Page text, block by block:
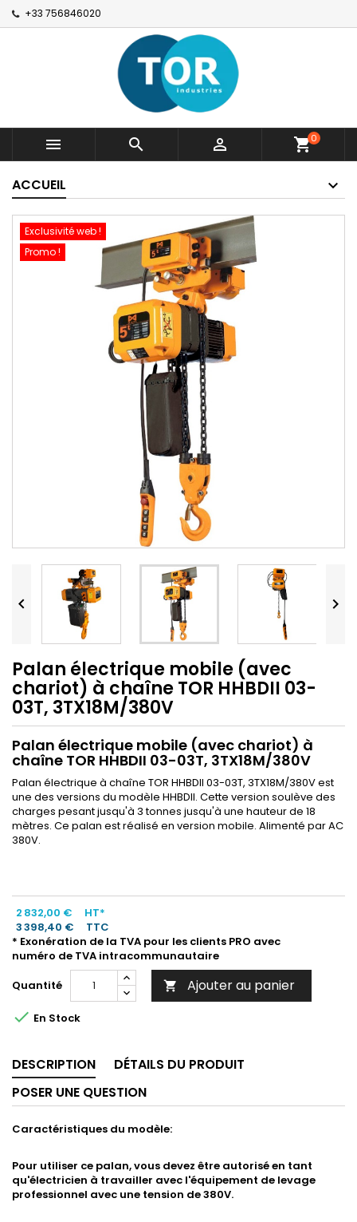
+33 756846020
   shopping_cart0
ACCUEIL
Exclusivité web !
Promo !
 
Palan électrique mobile (avec
chariot) à chaîne TOR HHBDII 03-
03T, 3TX18M/380V
Palan électrique mobile (avec chariot) à
chaîne TOR HHBDII 03-03T, 3TX18M/380V
Palan électrique à chaîne TOR HHBDII 03-03T, 3TX18M/380V est
une des versions du modèle HHBDII. Cette version soulève des
charges pesant jusqu'à 3 tonnes jusqu'à une hauteur de 18
mètres. Ce palan est réalisé en version mobile. Alimenté par AC
380V.
2 832,00 €
HT*
3 398,40 €
TTC
* Exonération de la TVA pour les clients PRO avec
numéro de TVA intracommunautaire
Quantité
 Ajouter au panier
 En Stock
DESCRIPTION
DÉTAILS DU PRODUIT
POSER UNE QUESTION
Caractéristiques du modèle:
Pour utiliser ce palan, vous devez être autorisé en tant
qu'électricien à travailler avec l'équipement de levage
professionnel avec une tension de 380V.